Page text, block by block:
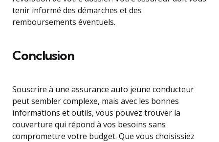
tenir informé des démarches et des
remboursements éventuels.
Conclusion
Souscrire à une assurance auto jeune conducteur
peut sembler complexe, mais avec les bonnes
informations et outils, vous pouvez trouver la
couverture qui répond à vos besoins sans
compromettre votre budget. Que vous choisissiez